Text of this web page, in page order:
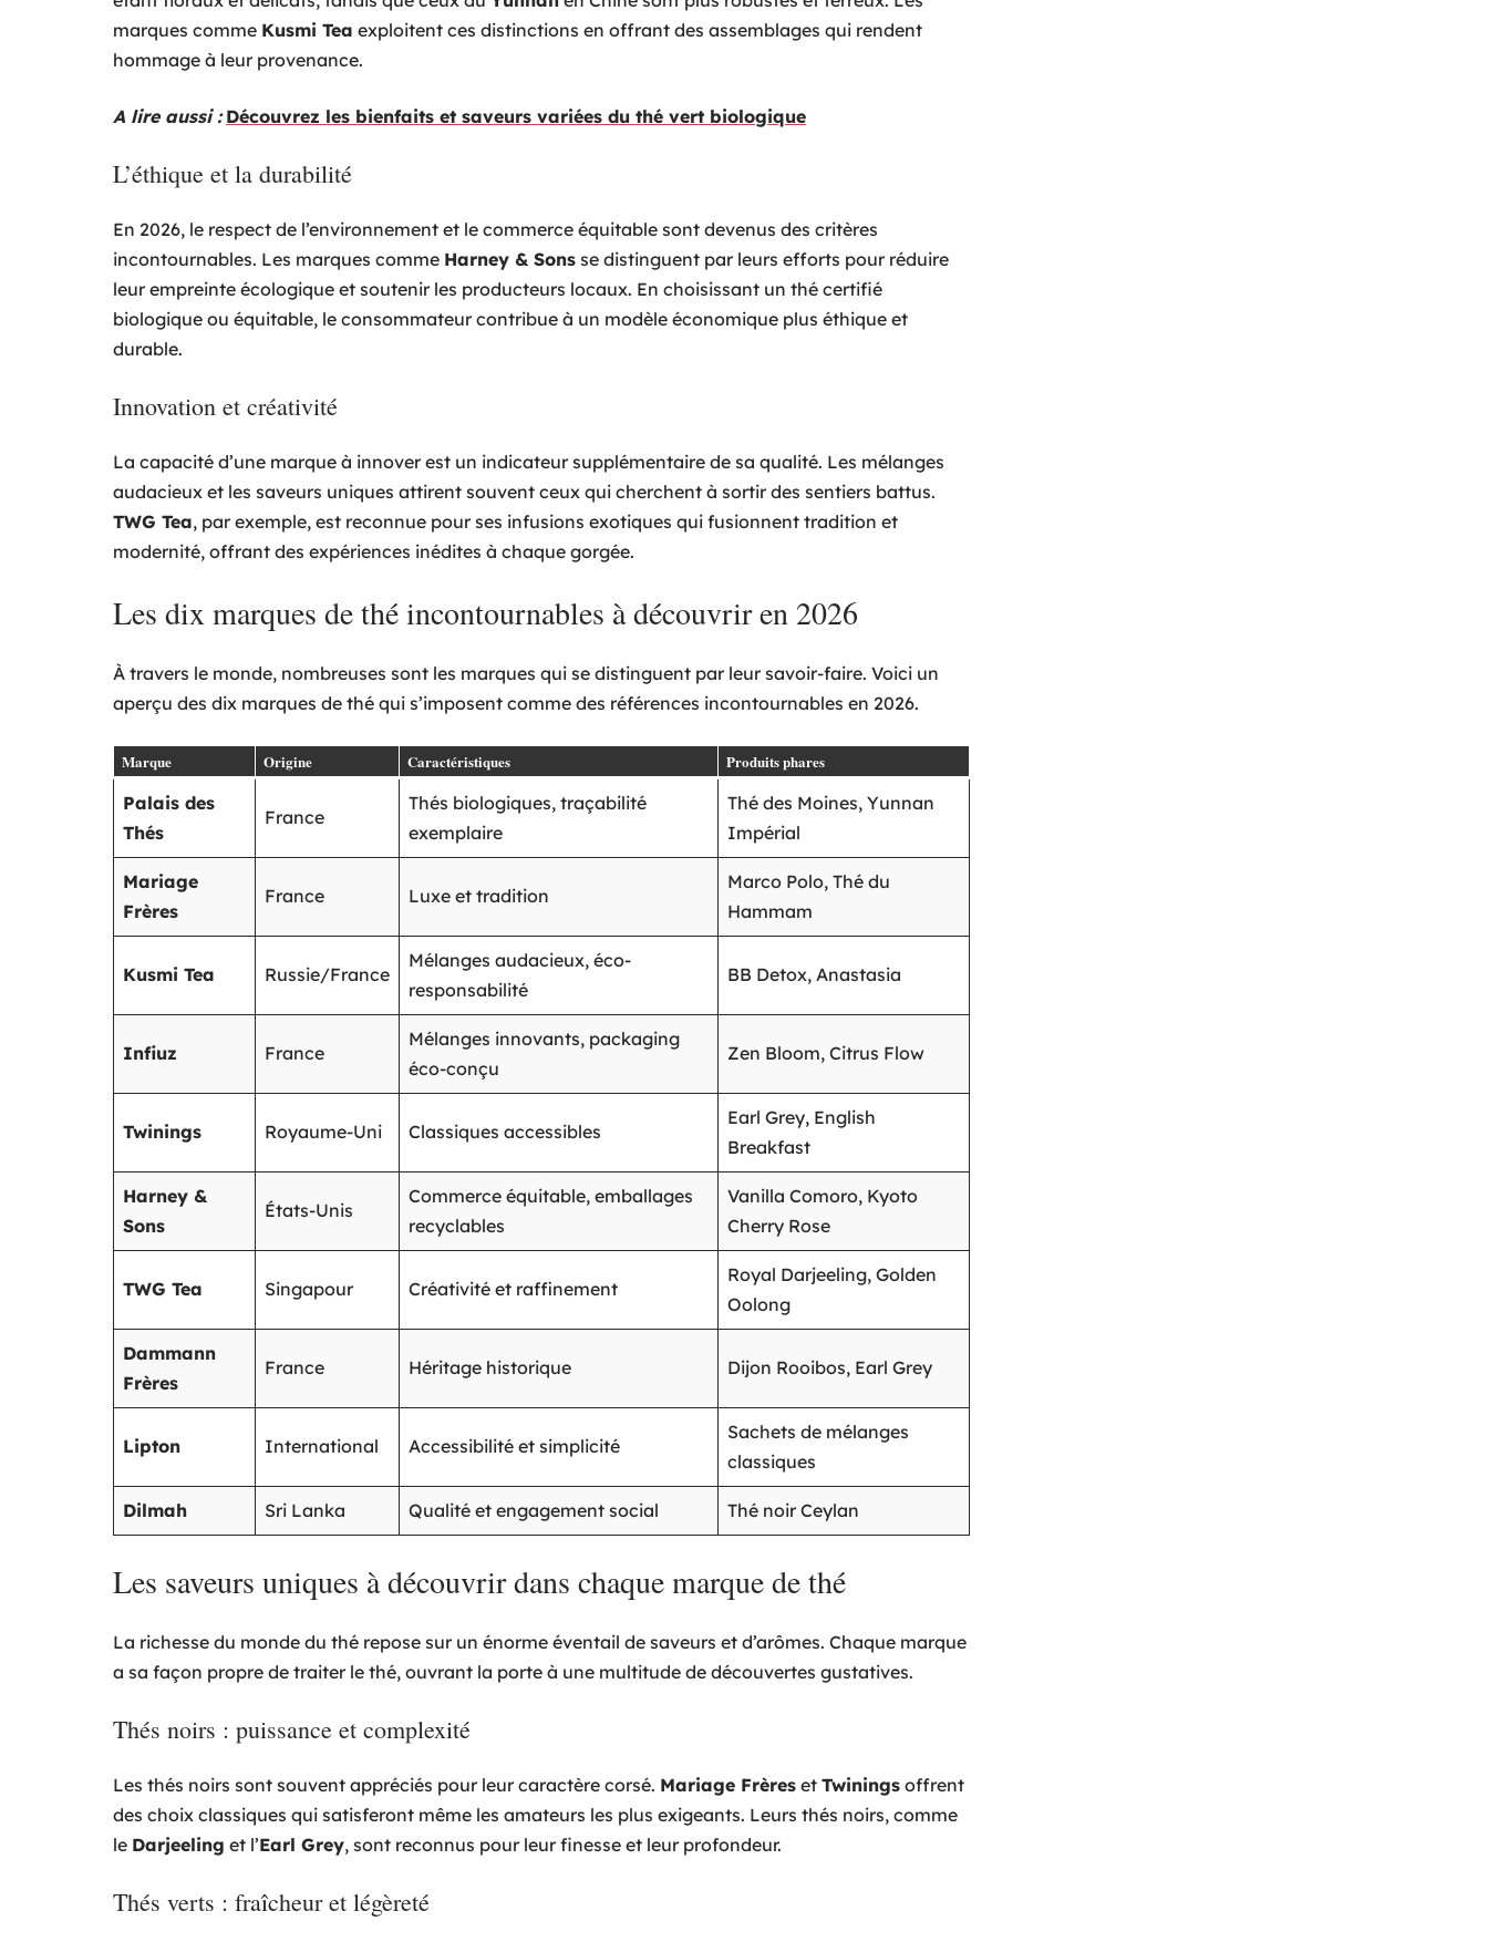
marques comme Kusmi Tea exploitent ces distinctions en offrant des assemblages qui rendent
hommage à leur provenance.
A lire aussi : Découvrez les bienfaits et saveurs variées du thé vert biologique
L’éthique et la durabilité
En 2026, le respect de l’environnement et le commerce équitable sont devenus des critères
incontournables. Les marques comme Harney & Sons se distinguent par leurs efforts pour réduire
leur empreinte écologique et soutenir les producteurs locaux. En choisissant un thé certifié
biologique ou équitable, le consommateur contribue à un modèle économique plus éthique et
durable.
Innovation et créativité
La capacité d’une marque à innover est un indicateur supplémentaire de sa qualité. Les mélanges
audacieux et les saveurs uniques attirent souvent ceux qui cherchent à sortir des sentiers battus.
TWG Tea, par exemple, est reconnue pour ses infusions exotiques qui fusionnent tradition et
modernité, offrant des expériences inédites à chaque gorgée.
Les dix marques de thé incontournables à découvrir en 2026
À travers le monde, nombreuses sont les marques qui se distinguent par leur savoir-faire. Voici un
aperçu des dix marques de thé qui s’imposent comme des références incontournables en 2026.
Marque Origine Caractéristiques Produits phares
Palais des
Thés
France
Thés biologiques, traçabilité
exemplaire
Thé des Moines, Yunnan
Impérial
Mariage
Frères
France Luxe et tradition
Marco Polo, Thé du
Hammam
Kusmi Tea Russie/France
Mélanges audacieux, éco-
responsabilité
BB Detox, Anastasia
Infiuz France
Mélanges innovants, packaging
éco-conçu
Zen Bloom, Citrus Flow
Twinings Royaume-Uni Classiques accessibles
Earl Grey, English
Breakfast
Harney &
Sons
États-Unis
Commerce équitable, emballages
recyclables
Vanilla Comoro, Kyoto
Cherry Rose
TWG Tea Singapour Créativité et raffinement
Royal Darjeeling, Golden
Oolong
Dammann
Frères
France Héritage historique Dijon Rooibos, Earl Grey
Lipton International Accessibilité et simplicité
Sachets de mélanges
classiques
Dilmah Sri Lanka Qualité et engagement social Thé noir Ceylan
Les saveurs uniques à découvrir dans chaque marque de thé
La richesse du monde du thé repose sur un énorme éventail de saveurs et d’arômes. Chaque marque
a sa façon propre de traiter le thé, ouvrant la porte à une multitude de découvertes gustatives.
Thés noirs : puissance et complexité
Les thés noirs sont souvent appréciés pour leur caractère corsé. Mariage Frères et Twinings offrent
des choix classiques qui satisferont même les amateurs les plus exigeants. Leurs thés noirs, comme
le Darjeeling et l’Earl Grey, sont reconnus pour leur finesse et leur profondeur.
Thés verts : fraîcheur et légèreté